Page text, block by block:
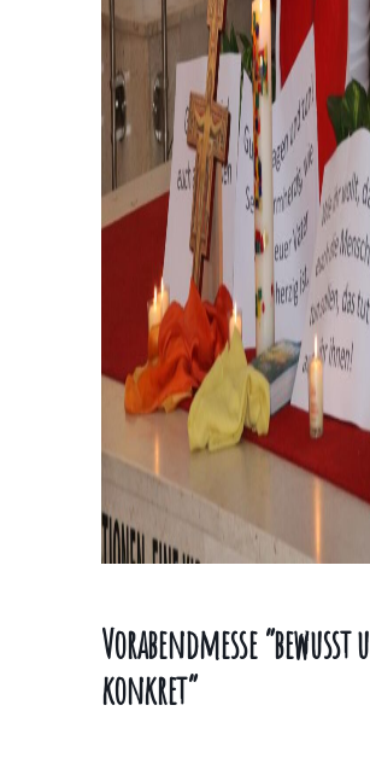
Vorabendmesse “bewusst
konkret”